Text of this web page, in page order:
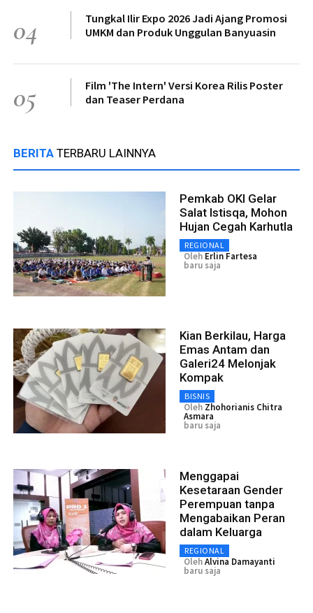
04
Tungkal Ilir Expo 2026 Jadi Ajang Promosi
UMKM dan Produk Unggulan Banyuasin
05
Film 'The Intern' Versi Korea Rilis Poster
dan Teaser Perdana
BERITA TERBARU LAINNYA
Pemkab OKI Gelar
Salat Istisqa, Mohon
Hujan Cegah Karhutla
REGIONAL
Oleh Erlin Fartesa
baru saja
Kian Berkilau, Harga
Emas Antam dan
Galeri24 Melonjak
Kompak
BISNIS
Oleh Zhohorianis Chitra
Asmara
baru saja
Menggapai
Kesetaraan Gender
Perempuan tanpa
Mengabaikan Peran
dalam Keluarga
REGIONAL
OlehAlvina Damayanti
baru saja